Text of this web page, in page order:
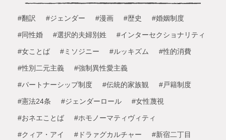
#翻訳 #ジェンダー #漫画 #歴史 #婚姻制度
#同性婚 #選択的夫婦別姓 #インターセクショナリティ
#女ことば #ミソジニー #ルッキズム #性的消費
#性別二元主義 #強制異性愛主義
#パートナーシップ制度 #伝統的家族観 #戸籍制度
#憲法24条 #ジェンダーロール #女性蔑視
#おネエことば #ホモノーマティヴィティ
#クィア・アイ #ドラァグカルチャー #新宿二丁目